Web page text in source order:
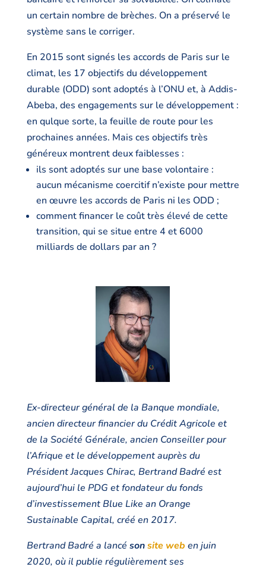
un certain nombre de brèches. On a préservé le
système sans le corriger.
En 2015 sont signés les accords de Paris sur le
climat, les 17 objectifs du développement
durable (ODD) sont adoptés à l’ONU et, à Addis-
Abeba, des engagements sur le développement :
en qulque sorte, la feuille de route pour les
prochaines années. Mais ces objectifs très
généreux montrent deux faiblesses :
ils sont adoptés sur une base volontaire :
aucun mécanisme coercitif n’existe pour mettre
en œuvre les accords de Paris ni les ODD ;
comment financer le coût très élevé de cette
transition, qui se situe entre 4 et 6000
milliards de dollars par an ?
Ex-directeur général de la Banque mondiale,
ancien directeur financier du Crédit Agricole et
de la Société Générale, ancien Conseiller pour
l’Afrique et le développement auprès du
Président Jacques Chirac, Bertrand Badré est
aujourd’hui le PDG et fondateur du fonds
d’investissement Blue Like an Orange
Sustainable Capital, créé en 2017.
Bertrand Badré a lancé sonsite web en juin
2020, où il publie régulièrement ses